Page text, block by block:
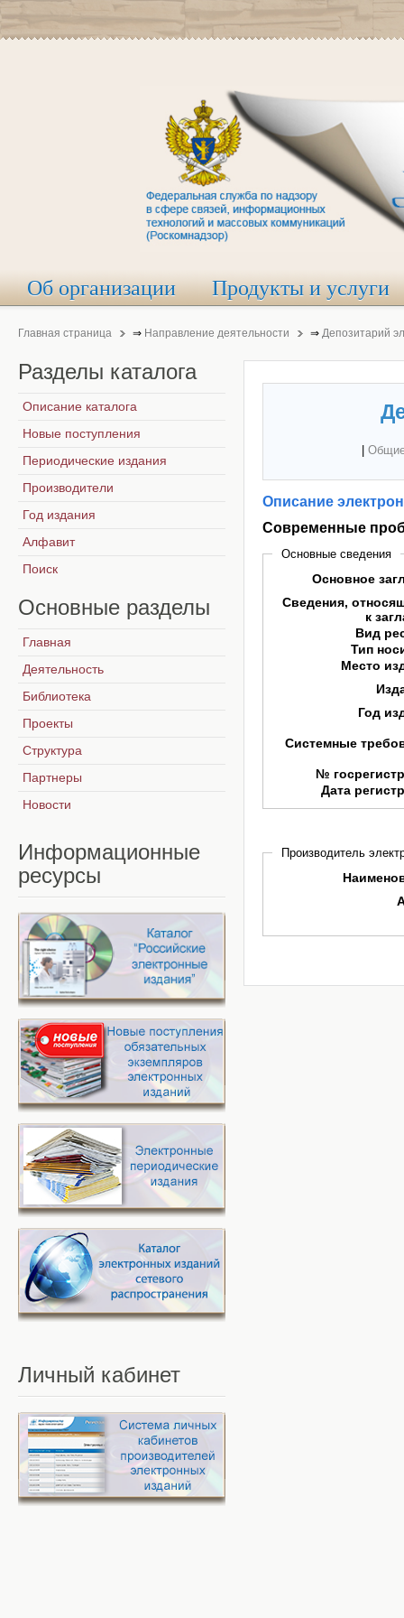
Об организации Продукты и услуги
Главная страница ⇒ Направление деятельности ⇒ Депозитарий
Описание
Современные
Основные сведения
Основное
Сведения,
к
Вид
Тип
Место
Год
Системные
№
Дата
Производитель
Разделы каталога
Описание каталога
Новые поступления
Периодические издания
Производители
Год издания
Алфавит
Поиск
Основные разделы
Главная
Деятельность
Библиотека
Проекты
Структура
Партнеры
Новости
Информационные
ресурсы
Личный кабинет